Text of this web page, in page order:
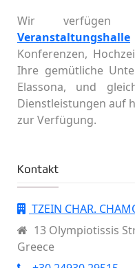
Wir
Veranstaltungshalle
Konferenzen,
Ihre gemütliche
Elassona, und
Dienstleistungen auf
zur Verfügung.
Kontakt
TZEIN CHAR.
13 Olympiotissis
Greece